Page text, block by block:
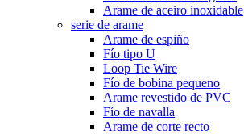
Arame de aceiro inoxidable
serie de arame
Arame de espiño
Fío tipo U
Loop Tie Wire
Fío de bobina pequeno
Arame revestido de PVC
Fío de navalla
Arame de corte recto